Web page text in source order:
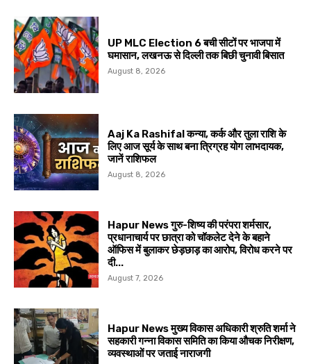
UP MLC Election 6 बची सीटों पर भाजपा में
घमासान, लखनऊ से दिल्ली तक बिछी चुनावी बिसात
August 8, 2026
Aaj Ka Rashifal कन्या, कर्क और तुला राशि के
लिए आज सूर्य के साथ बना त्रिग्रह योग लाभदायक,
जानें राशिफल
August 8, 2026
Hapur News गुरु-शिष्य की परंपरा शर्मसार,
प्रधानाचार्य पर छात्रा को चॉकलेट देने के बहाने
ऑफिस में बुलाकर छेड़छाड़ का आरोप, विरोध करने पर
दी...
August 7, 2026
Hapur News मुख्य विकास अधिकारी श्रुति शर्मा ने
सहकारी गन्ना विकास समिति का किया औचक निरीक्षण,
व्यवस्थाओं पर जताई नाराजगी